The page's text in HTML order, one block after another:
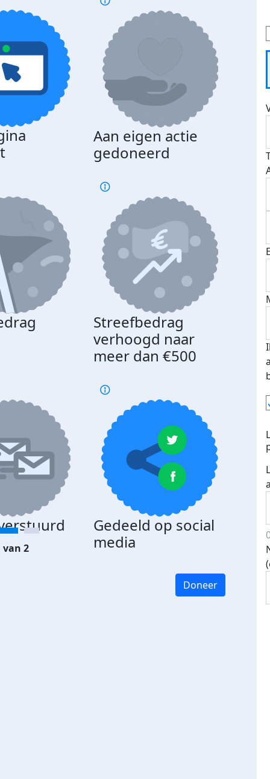
Aan eigen actie
gedoneerd
Streefbedrag
verhoogd naar
meer dan €500
Gedeeld op social
media
van 2
Doneer